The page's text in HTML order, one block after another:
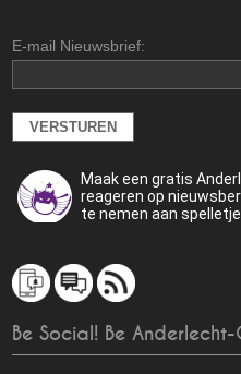
E-mail Nieuwsbrief:
Maak een gratis
reageren op
te nemen aan
Be Social! Be Anderlecht-